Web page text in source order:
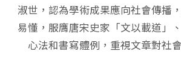
淑世，認為學術成果應向社會傳播
易懂，服膺唐宋史家「文以載道」
心法和書寫體例，重視文章對社